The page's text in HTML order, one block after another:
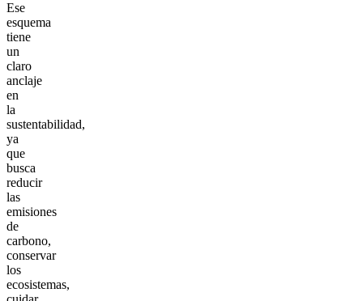
Ese
esquema
tiene
un
claro
anclaje
en
la
sustentabilidad,
ya
que
busca
reducir
las
emisiones
de
carbono,
conservar
los
ecosistemas,